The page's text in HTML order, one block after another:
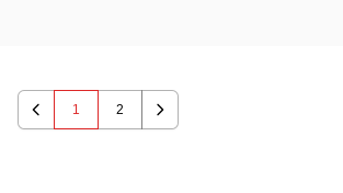
Previous
1 2
Next